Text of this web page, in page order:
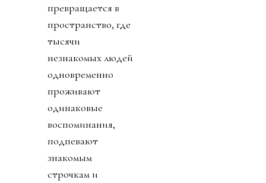
превращается в
пространство, где
тысячи
незнакомых людей
одновременно
проживают
одинаковые
воспоминания,
подпевают
знакомым
строчкам и